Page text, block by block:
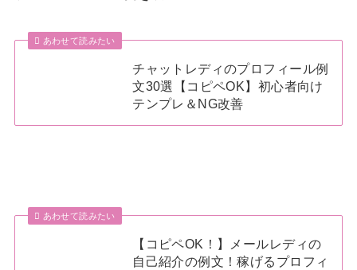
あわせて読みたい
チャットレディのプロフィール例
文30選【コピペOK】初心者向け
テンプレ＆NG改善
あわせて読みたい
【コピペOK！】メールレディの
自己紹介の例文！稼げるプロフィ